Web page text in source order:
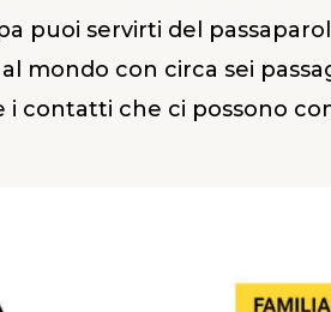
puoi servirti del
mondo con circa sei
i contatti che ci possono